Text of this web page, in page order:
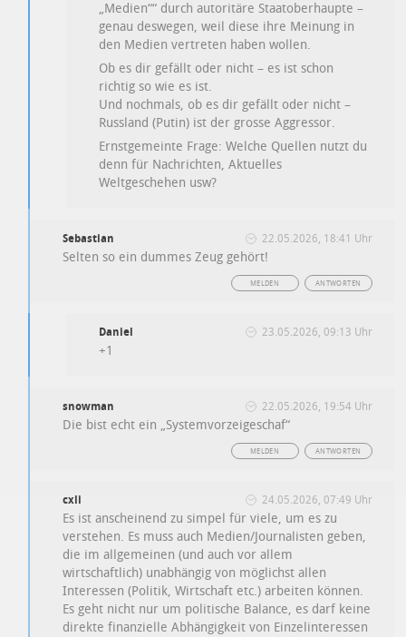
„Medien““ durch autoritäre Staatoberhaupte –
genau deswegen, weil diese ihre Meinung in
den Medien vertreten haben wollen.
Ob es dir gefällt oder nicht – es ist schon
richtig so wie es ist.
Und nochmals, ob es dir gefällt oder nicht –
Russland (Putin) ist der grosse Aggressor.
Ernstgemeinte Frage: Welche Quellen nutzt du
denn für Nachrichten, Aktuelles
Weltgeschehen usw?
Sebastian 22.05.2026, 18:41 Uhr
Selten so ein dummes Zeug gehört!
ANTWORTEN
MELDEN
Daniel 23.05.2026, 09:13 Uhr
+1
snowman 22.05.2026, 19:54 Uhr
Die bist echt ein „Systemvorzeigeschaf“
ANTWORTEN
MELDEN
cxli 24.05.2026, 07:49 Uhr
Es ist anscheinend zu simpel für viele, um es zu
verstehen. Es muss auch Medien/Journalisten geben,
die im allgemeinen (und auch vor allem
wirtschaftlich) unabhängig von möglichst allen
Interessen (Politik, Wirtschaft etc.) arbeiten können.
Es geht nicht nur um politische Balance, es darf keine
direkte finanzielle Abhängigkeit von Einzelinteressen